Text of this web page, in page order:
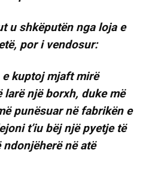
u shkëputën nga loja e
por i vendosur:
kuptoj mjaft mirë
larë një borxh, duke më
punësuar në fabrikën e
t’iu bëj një pyetje të
në atë